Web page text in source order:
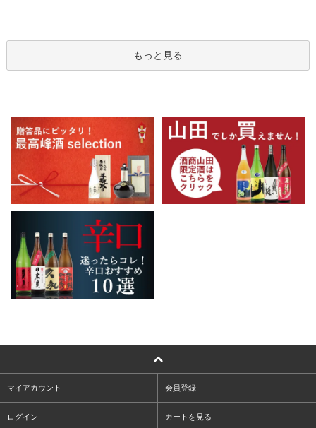
もっと見る
マイアカウント 会員登録
ログイン カートを見る